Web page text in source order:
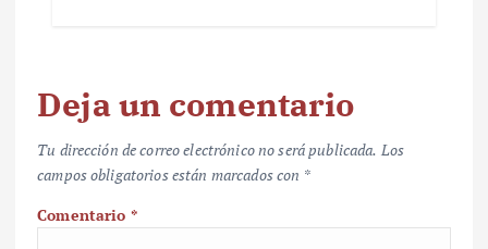
Deja un comentario
Tu dirección de correo electrónico no será publicada. Los
campos obligatorios están marcados con *
Comentario *